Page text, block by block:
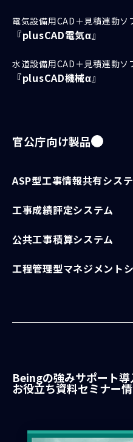
電気設備用CAD＋見積連動ソ
『plusCAD電気α』
水道設備用CAD＋見積連動ソ
『plusCAD機械α』
官公庁向け製品
ASP型工事情報共有シス
工事成績評定システム
公共工事積算システム
工程管理型マネジメント
Beingの強みサポート導
お役立ち資料セミナー